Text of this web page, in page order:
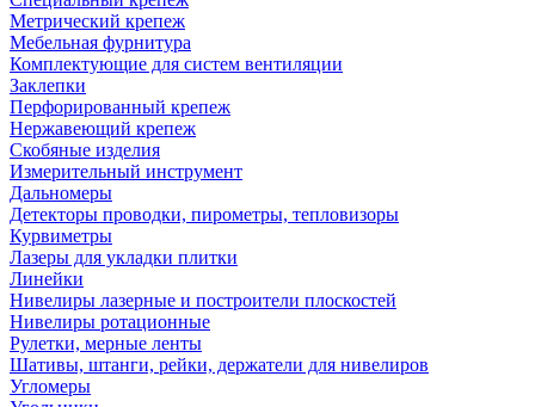
Метрический крепеж
Мебельная фурнитура
Комплектующие для систем вентиляции
Заклепки
Перфорированный крепеж
Нержавеющий крепеж
Скобяные изделия
Измерительный инструмент
Дальномеры
Детекторы проводки, пирометры, тепловизоры
Курвиметры
Лазеры для укладки плитки
Линейки
Нивелиры лазерные и построители плоскостей
Нивелиры ротационные
Рулетки, мерные ленты
Шативы, штанги, рейки, держатели для нивелиров
Угломеры